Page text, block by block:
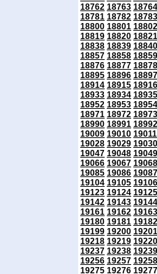
18762 18763 18764
18781 18782 18783
18800 18801 18802
18819 18820 18821
18838 18839 18840
18857 18858 18859
18876 18877 18878
18895 18896 18897
18914 18915 18916
18933 18934 18935
18952 18953 18954
18971 18972 18973
18990 18991 18992
19009 19010 19011
19028 19029 19030
19047 19048 19049
19066 19067 19068
19085 19086 19087
19104 19105 19106
19123 19124 19125
19142 19143 19144
19161 19162 19163
19180 19181 19182
19199 19200 19201
19218 19219 19220
19237 19238 19239
19256 19257 19258
19275 19276 19277